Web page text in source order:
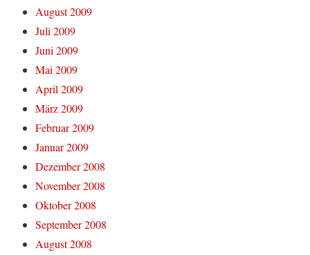
August 2009
Juli 2009
Juni 2009
Mai 2009
April 2009
März 2009
Februar 2009
Januar 2009
Dezember 2008
November 2008
Oktober 2008
September 2008
August 2008